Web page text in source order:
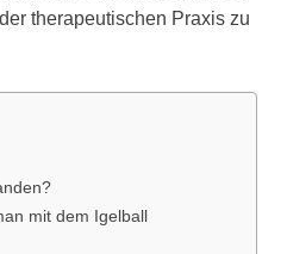
therapeutischen Praxis zu
mit dem Igelball